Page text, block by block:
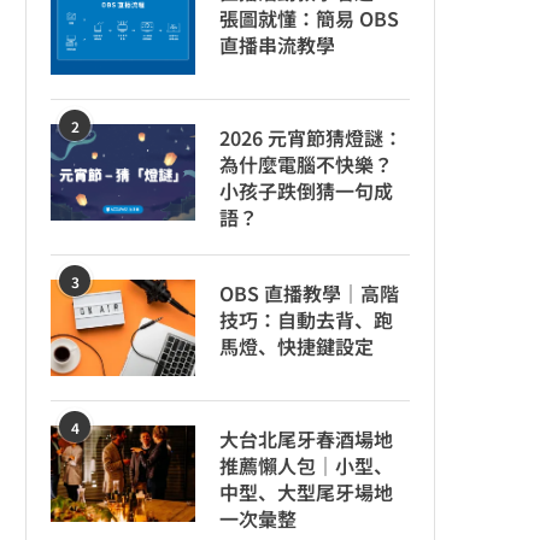
張圖就懂：簡易 OBS
直播串流教學
2
2026 元宵節猜燈謎：
為什麼電腦不快樂？
小孩子跌倒猜一句成
語？
3
OBS 直播教學｜高階
技巧：自動去背、跑
馬燈、快捷鍵設定
4
大台北尾牙春酒場地
推薦懶人包｜小型、
中型、大型尾牙場地
一次彙整